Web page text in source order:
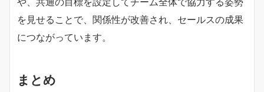
や、共通の目標を設定してチーム全体で協力する姿勢
を見せることで、関係性が改善され、セールスの成果
につながっています。
まとめ